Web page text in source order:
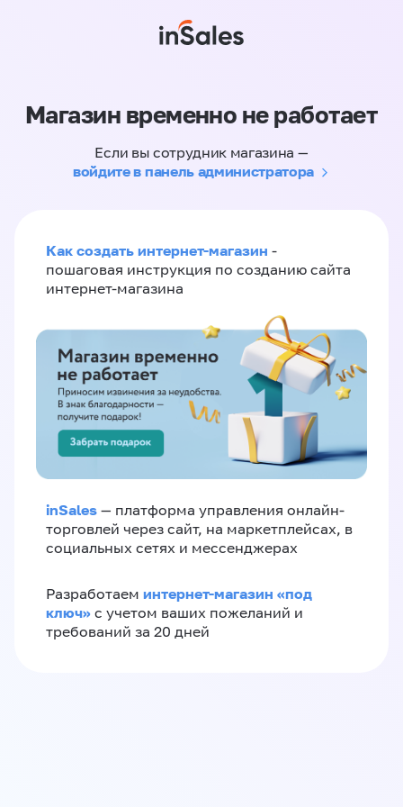
Магазин временно не работает
Если вы сотрудник магазина —
войдите в панель администратора
Как создать интернет-магазин -
пошаговая инструкция по созданию сайта
интернет-магазина
inSales — платформа управления онлайн-
торговлей через сайт, на маркетплейсах, в
социальных сетях и мессенджерах
Разработаем интернет-магазин «‎под
ключ»‎ с учетом ваших пожеланий и
требований за 20 дней